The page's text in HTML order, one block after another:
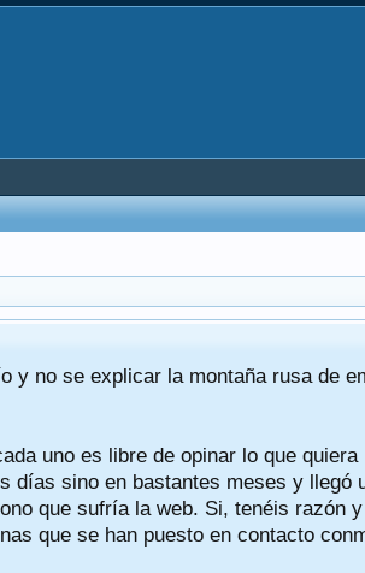
no se explicar la montaña rusa de
uno es libre de opinar lo que
sino en bastantes meses y llegó
que sufría la web. Si, tenéis razón
que se han puesto en contacto